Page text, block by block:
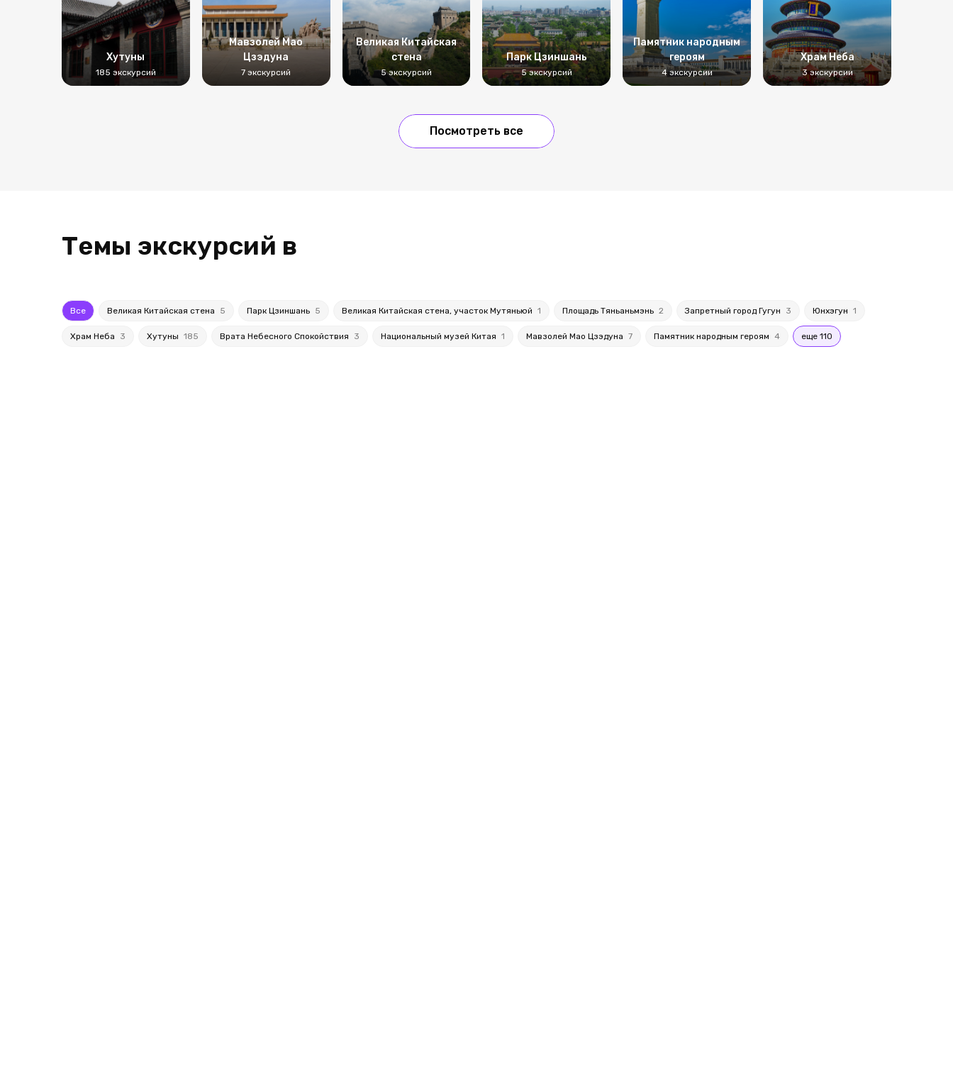
Хутуны
185 экскурсий
Мавзолей Мао
Цзэдуна
7 экскурсий
Великая Китайская
стена
5 экскурсий
Парк Цзиншань
5 экскурсий
Памятник народным
героям
4 экскурсии
Храм Неба
3 экскурсии
Посмотреть все
Темы экскурсий в
Все Великая Китайская стена 5 Парк Цзиншань 5 Великая Китайская стена, участок Мутяньюй 1 Площадь Тяньаньмэнь 2 Запретный город Гугун 3 Юнхэгун 1
Храм Неба 3 Хутуны 185 Врата Небесного Спокойствия 3 Национальный музей Китая 1 Мавзолей Мао Цзэдуна 7 Памятник народным героям 4 еще 110